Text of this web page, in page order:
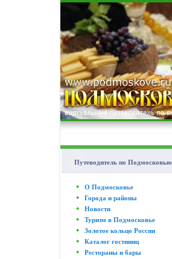
Путеводитель по Подмосковью
О Подмосковье
Города и районы
Новости
Туризм в Подмосковье
Золотое кольцо России
Каталог гостиниц
Рестораны и бары